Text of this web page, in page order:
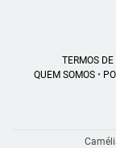
TERMOS DE
QUEM SOMOS•